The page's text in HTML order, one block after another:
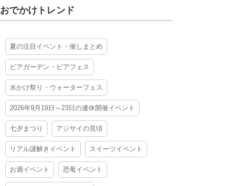
おでかけトレンド
夏の注目イベント・催しまとめ
ビアガーデン・ビアフェス
水かけ祭り・ウォーターフェス
2026年9月19日～23日の連休開催イベント
七夕まつり アジサイの見頃
リアル謎解きイベント スイーツイベント
お酒イベント 恐竜イベント